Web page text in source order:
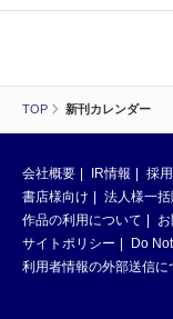
TOP 新刊カレンダー
会社概要 IR情報 採
書店様向け
法人様一括
作品の利用について
サイトポリシー
Do
利用者情報の外部送信に